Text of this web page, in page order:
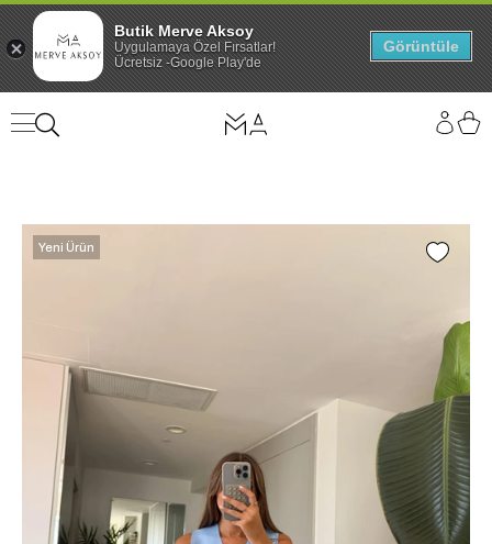
Yeni Ürün
Butik Merve Aksoy
Uygulamaya Özel Fırsatlar!
Ücretsiz -Google Play'de
Görüntüle